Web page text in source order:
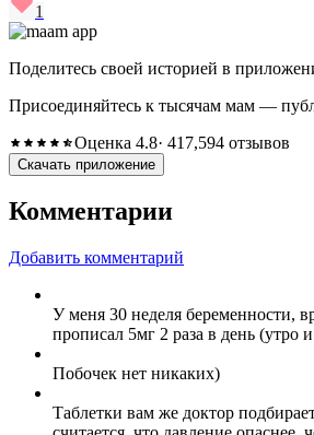
1
Поделитесь своей историей в
Присоединяйтесь к тысячам мам —
Оценка 4.8· 417,594 отзывов
Скачать приложение
Комментарии
Добавить комментарий
У меня 30 неделя беременности,
прописал 5мг 2 раза в день (утро
Побочек нет никаких)
Таблетки вам же доктор